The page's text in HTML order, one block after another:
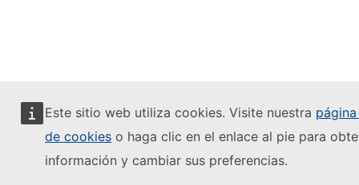
Este sitio web utiliza cookies. Visite nuestra
de cookies o haga clic en el enlace al pie para
información y cambiar sus preferencias.